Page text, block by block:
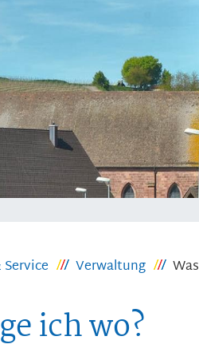
Verwaltung
ich wo?